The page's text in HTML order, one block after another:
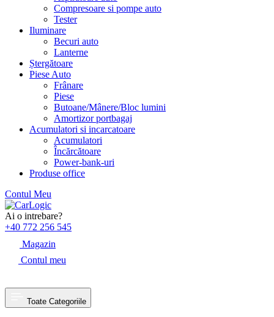
Compresoare si pompe auto
Tester
Iluminare
Becuri auto
Lanterne
Ștergătoare
Piese Auto
Frânare
Piese
Butoane/Mânere/Bloc lumini
Amortizor portbagaj
Acumulatori si incarcatoare
Acumulatori
Încărcătoare
Power-bank-uri
Produse office
Contul Meu
Skip
to
content
Ai o intrebare?
+40 772 256 545
Magazin
Contul meu
Toate Categoriile